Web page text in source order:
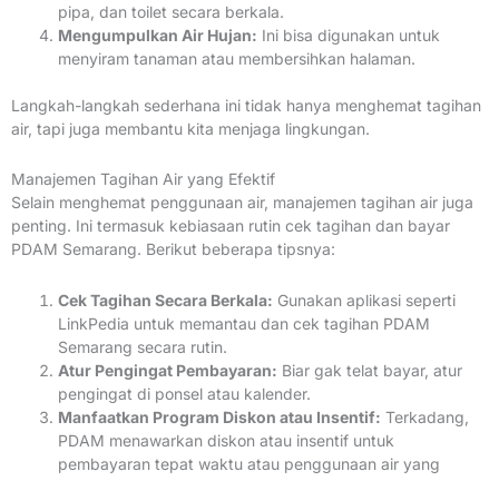
pipa, dan toilet secara berkala.
Mengumpulkan Air Hujan: Ini bisa digunakan untuk
menyiram tanaman atau membersihkan halaman.
Langkah-langkah sederhana ini tidak hanya menghemat tagihan
air, tapi juga membantu kita menjaga lingkungan.
Manajemen Tagihan Air yang Efektif
Selain menghemat penggunaan air, manajemen tagihan air juga
penting. Ini termasuk kebiasaan rutin cek tagihan dan bayar
PDAM Semarang. Berikut beberapa tipsnya:
Cek Tagihan Secara Berkala: Gunakan aplikasi seperti
LinkPedia untuk memantau dan cek tagihan PDAM
Semarang secara rutin.
Atur Pengingat Pembayaran: Biar gak telat bayar, atur
pengingat di ponsel atau kalender.
Manfaatkan Program Diskon atau Insentif: Terkadang,
PDAM menawarkan diskon atau insentif untuk
pembayaran tepat waktu atau penggunaan air yang